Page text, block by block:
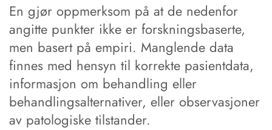
En gjør oppmerksom på at de nedenfor
angitte punkter ikke er forskningsbaserte,
men basert på empiri. Manglende data
finnes med hensyn til korrekte pasientdata,
informasjon om behandling eller
behandlingsalternativer, eller observasjoner
av patologiske tilstander.